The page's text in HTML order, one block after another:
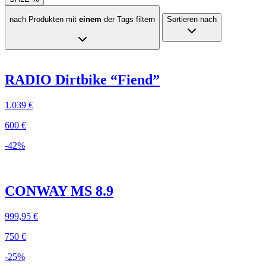
nach Produkten mit einem der Tags filtern Sortieren nach
RADIO Dirtbike “Fiend”
1.039 €
600 €
-42%
CONWAY MS 8.9
999,95 €
750 €
-25%